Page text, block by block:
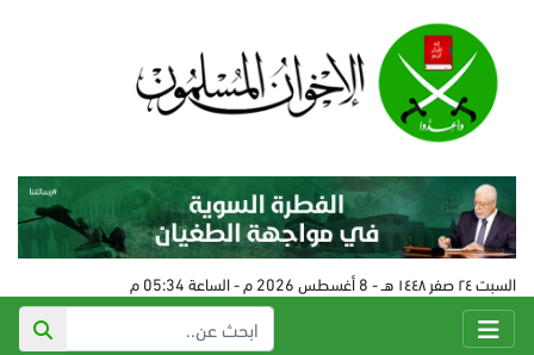
السبت ٢٤ صفر ١٤٤٨ هـ - 8 أغسطس 2026 م - الساعة 05:34 م